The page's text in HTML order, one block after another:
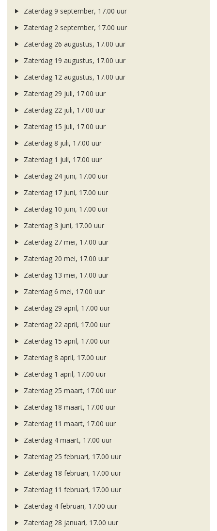
Zaterdag 9 september, 17.00 uur
Zaterdag 2 september, 17.00 uur
Zaterdag 26 augustus, 17.00 uur
Zaterdag 19 augustus, 17.00 uur
Zaterdag 12 augustus, 17.00 uur
Zaterdag 29 juli, 17.00 uur
Zaterdag 22 juli, 17.00 uur
Zaterdag 15 juli, 17.00 uur
Zaterdag 8 juli, 17.00 uur
Zaterdag 1 juli, 17.00 uur
Zaterdag 24 juni, 17.00 uur
Zaterdag 17 juni, 17.00 uur
Zaterdag 10 juni, 17.00 uur
Zaterdag 3 juni, 17.00 uur
Zaterdag 27 mei, 17.00 uur
Zaterdag 20 mei, 17.00 uur
Zaterdag 13 mei, 17.00 uur
Zaterdag 6 mei, 17.00 uur
Zaterdag 29 april, 17.00 uur
Zaterdag 22 april, 17.00 uur
Zaterdag 15 april, 17.00 uur
Zaterdag 8 april, 17.00 uur
Zaterdag 1 april, 17.00 uur
Zaterdag 25 maart, 17.00 uur
Zaterdag 18 maart, 17.00 uur
Zaterdag 11 maart, 17.00 uur
Zaterdag 4 maart, 17.00 uur
Zaterdag 25 februari, 17.00 uur
Zaterdag 18 februari, 17.00 uur
Zaterdag 11 februari, 17.00 uur
Zaterdag 4 februari, 17.00 uur
Zaterdag 28 januari, 17.00 uur